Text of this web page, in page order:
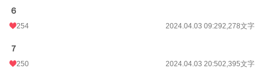
６
254 2024.04.03 09:292,278文字
７
250 2024.04.03 20:502,395文字